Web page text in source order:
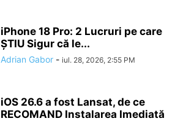
iPhone 18 Pro: 2 Lucruri pe care
ȘTIU Sigur că le...
Adrian Gabor - iul. 28, 2026, 2:55 PM
iOS 26.6 a fost Lansat, de ce
RECOMAND Instalarea Imediată